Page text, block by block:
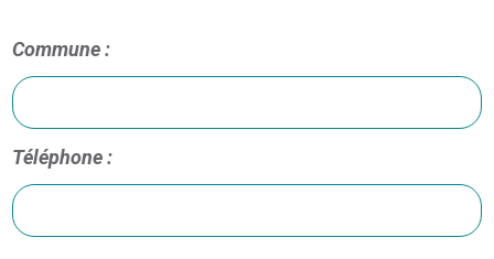
Commune :
Téléphone :